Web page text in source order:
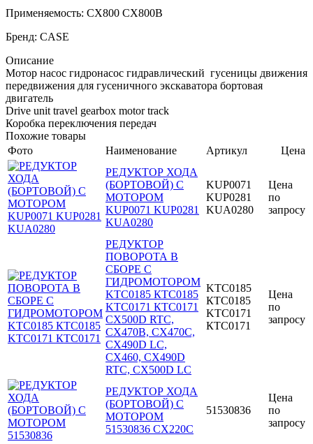
Применяемость: CX800 CX800B
Бренд: CASE
Описание
Мотор насос гидронасос гидравлический гусеницы движения
передвижения для гусеничного экскаватора бортовая
двигатель
Drive unit travel gearbox motor track
Коробка переключения передач
Похожие товары
Фото
Наименование Артикул
Цена
РЕДУКТОР ХОДА
(БОРТОВОЙ) С
МОТОРОМ
KUP0071 KUP0281
KUA0280
KUP0071
KUP0281
KUA0280
Цена
по
запросу
РЕДУКТОР
ПОВОРОТА В
СБОРЕ С
ГИДРОМОТОРОМ
KTC0185 КТС0185
KTC0171 КТС0171
CX500D RTC,
CX470B, CX470C,
CX490D LC,
CX460, CX490D
RTC, CX500D LC
KTC0185
КТС0185
KTC0171
КТС0171
Цена
по
запросу
РЕДУКТОР ХОДА
(БОРТОВОЙ) С
МОТОРОМ
51530836 CX220C
51530836
Цена
по
запросу